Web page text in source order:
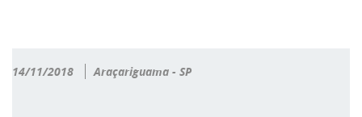
14/11/2018 Araçariguama - SP